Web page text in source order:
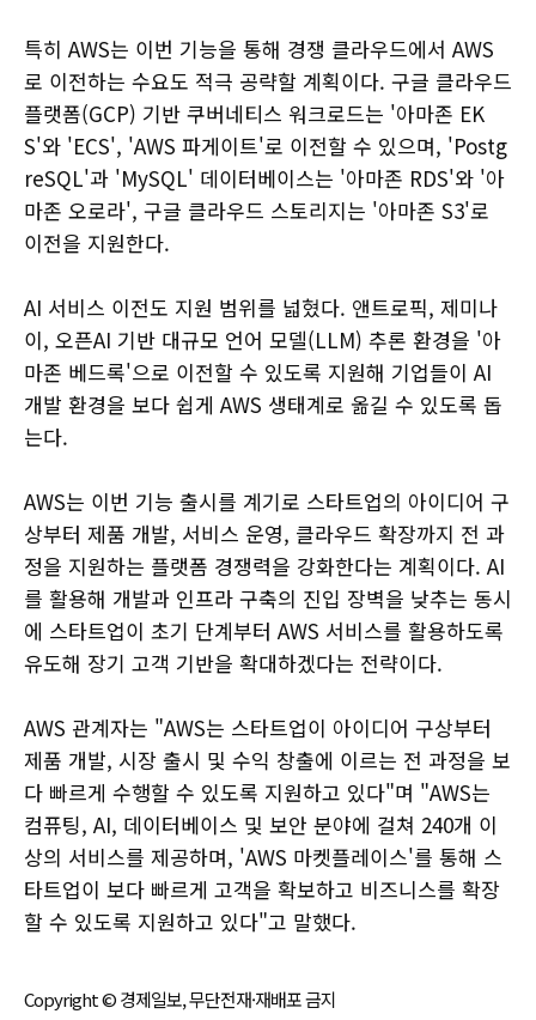
특히 AWS는 이번 기능을 통해 경쟁 클라우드에서 AWS
로 이전하는 수요도 적극 공략할 계획이다. 구글 클라우드
플랫폼(GCP) 기반 쿠버네티스 워크로드는 '아마존 EK
S'와 'ECS', 'AWS 파게이트'로 이전할 수 있으며, 'Postg
reSQL'과 'MySQL' 데이터베이스는 '아마존 RDS'와 '아
마존 오로라', 구글 클라우드 스토리지는 '아마존 S3'로
이전을 지원한다.
AI 서비스 이전도 지원 범위를 넓혔다. 앤트로픽, 제미나
이, 오픈AI 기반 대규모 언어 모델(LLM) 추론 환경을 '아
마존 베드록'으로 이전할 수 있도록 지원해 기업들이 AI
개발 환경을 보다 쉽게 AWS 생태계로 옮길 수 있도록 돕
는다.
AWS는 이번 기능 출시를 계기로 스타트업의 아이디어 구
상부터 제품 개발, 서비스 운영, 클라우드 확장까지 전 과
정을 지원하는 플랫폼 경쟁력을 강화한다는 계획이다. AI
를 활용해 개발과 인프라 구축의 진입 장벽을 낮추는 동시
에 스타트업이 초기 단계부터 AWS 서비스를 활용하도록
유도해 장기 고객 기반을 확대하겠다는 전략이다.
AWS 관계자는 "AWS는 스타트업이 아이디어 구상부터
제품 개발, 시장 출시 및 수익 창출에 이르는 전 과정을 보
다 빠르게 수행할 수 있도록 지원하고 있다"며 "AWS는
컴퓨팅, AI, 데이터베이스 및 보안 분야에 걸쳐 240개 이
상의 서비스를 제공하며, 'AWS 마켓플레이스'를 통해 스
타트업이 보다 빠르게 고객을 확보하고 비즈니스를 확장
할 수 있도록 지원하고 있다"고 말했다.
Copyright © 경제일보, 무단전재·재배포 금지